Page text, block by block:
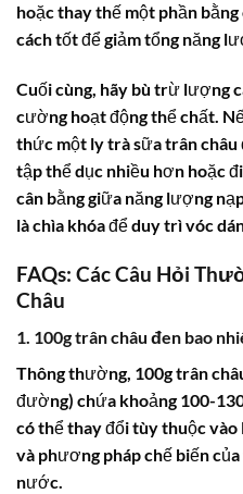
hoặc thay thế một phần
cách tốt để giảm tổng năng
Cuối cùng, hãy bù trừ lượng
cường hoạt động thể chất.
thức một ly trà sữa trân châu
tập thể dục nhiều hơn hoặc
cân bằng giữa năng lượng
là chìa khóa để duy trì vóc
FAQs: Các Câu Hỏi
Châu
1. 100g trân châu đen bao
Thông thường, 100g trân
đường) chứa khoảng 100-
có thể thay đổi tùy thuộc
và phương pháp chế biến
nước.